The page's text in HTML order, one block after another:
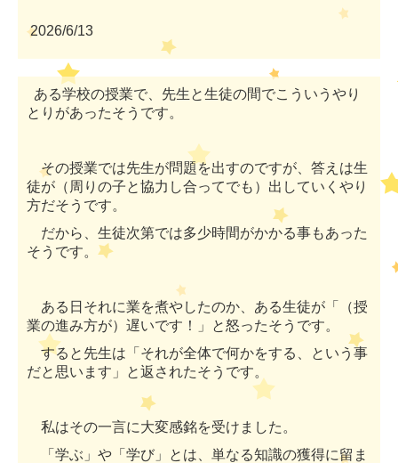
2026/6/13
ある学校の授業で、先生と生徒の間でこういうやり
とりがあったそうです。
その授業では先生が問題を出すのですが、答えは生
徒が（周りの子と協力し合ってでも）出していくやり
方だそうです。
だから、生徒次第では多少時間がかかる事もあった
そうです。
ある日それに業を煮やしたのか、ある生徒が「（授
業の進み方が）遅いです！」と怒ったそうです。
すると先生は「それが全体で何かをする、という事
だと思います」と返されたそうです。
私はその一言に大変感銘を受けました。
「学ぶ」や「学び」とは、単なる知識の獲得に留ま